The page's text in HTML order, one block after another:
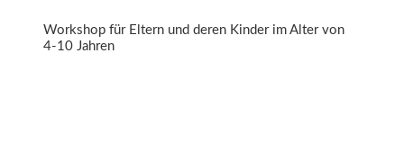
Workshop für Eltern und deren Kinder im Alter von
4-10 Jahren